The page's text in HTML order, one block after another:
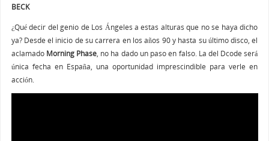
BECK
¿Qué decir del genio de Los Ángeles a estas alturas que no se haya dicho
ya? Desde el inicio de su carrera en los años 90 y hasta su último disco, el
aclamado Morning Phase , no ha dado un paso en falso. La del Dcode será
única fecha en España, una oportunidad imprescindible para verle en
acción.